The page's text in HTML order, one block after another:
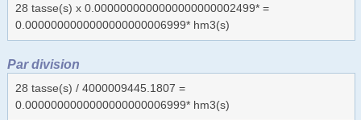
28 tasse(s) x 0.0000000000000000000002499* =
0.0000000000000000000006999* hm3(s)
Par division
28 tasse(s) / 4000009445.1807 =
0.0000000000000000000006999* hm3(s)